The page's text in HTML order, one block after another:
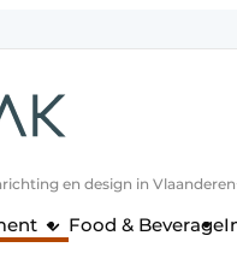
en design in Vlaanderen
Food & Beverage